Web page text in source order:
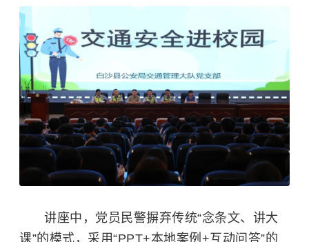
讲座中，党员民警摒弃传统“念条文、讲大
课”的模式，采用“PPT+本地案例+互动问答”的